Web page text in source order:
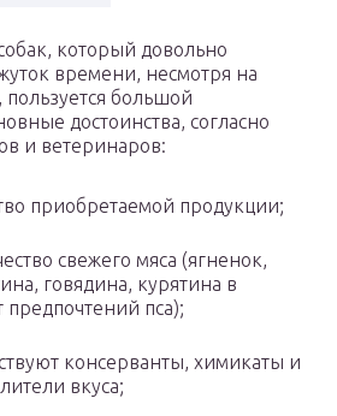
который довольно
времени, несмотря на
большой
достоинства, согласно
и ветеринаров:
приобретаемой продукции;
свежего мяса (ягненок,
говядина, курятина в
предпочтений пса);
консерванты, химикаты и
вкуса;